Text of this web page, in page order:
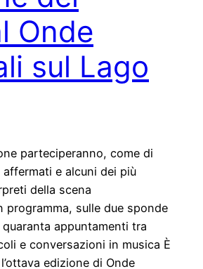
Onde
sul Lago
parteciperanno, come di
e alcuni dei più
della scena
programma, sulle due sponde
appuntamenti tra
e conversazioni in musica È
edizione di Onde